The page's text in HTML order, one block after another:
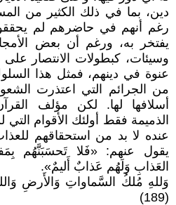
دين، بما في ذلك الكثير من
رغم أنهم في حاضرهم لم
يفتخر به، ورغم أن بعض
وسيئات، كبطولات الانتصار
عنوة في دينهم، فمثل هذا
من الجرائم التي اعتذرت
أسلافها لها. لكن مؤلف
الذميمة فقط أولئك الأقوام التي
عنده لا بد من استحقاقهم
يقول عنهم: «فَلا تَحسَبَنَّهُم
العَذابِ وَلَهُم عَذابٌ أَليمٌ».
وَللهِ مُلكُ السَّماواتِ وَالأَرضِ
(189)